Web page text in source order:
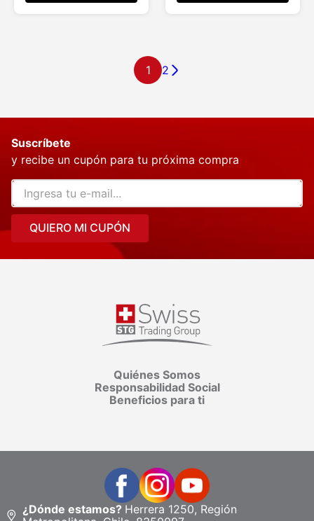
1 2
Suscríbete
y recibe un cupón para tu próxima compra
QUIERO MI CUPÓN
Quiénes Somos
Responsabilidad Social
Beneficios para ti
¿Dónde estamos? Herrera 1250, Región